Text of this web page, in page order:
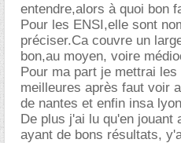
entendre,alors à quoi bon
Pour les ENSI,elle sont
préciser.Ca couvre un
bon,au moyen, voire
Pour ma part je mettrai
meilleures après faut voir
de nantes et enfin insa
De plus j'ai lu qu'en jouant
ayant de bons résultats,